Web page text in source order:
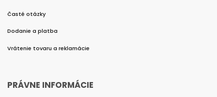
Časté otázky
Dodanie a platba
Vrátenie tovaru a reklamácie
PRÁVNE INFORMÁCIE